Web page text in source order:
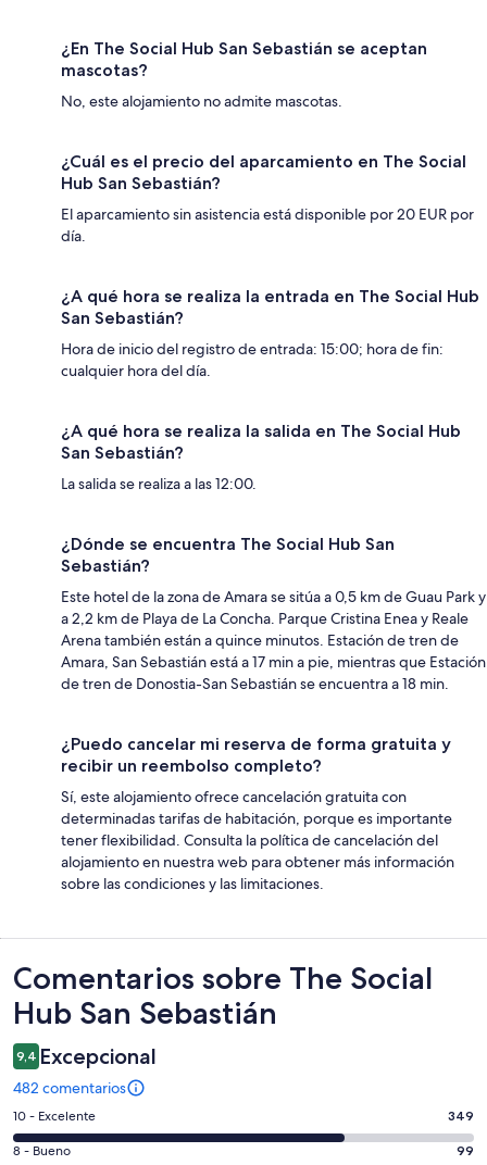
¿En The Social Hub San Sebastián se aceptan
mascotas?
No, este alojamiento no admite mascotas.
¿Cuál es el precio del aparcamiento en The Social
Hub San Sebastián?
El aparcamiento sin asistencia está disponible por 20 EUR por
día.
¿A qué hora se realiza la entrada en The Social Hub
San Sebastián?
Hora de inicio del registro de entrada: 15:00; hora de fin:
cualquier hora del día.
¿A qué hora se realiza la salida en The Social Hub
San Sebastián?
La salida se realiza a las 12:00.
¿Dónde se encuentra The Social Hub San
Sebastián?
Este hotel de la zona de Amara se sitúa a 0,5 km de Guau Park y
a 2,2 km de Playa de La Concha. Parque Cristina Enea y Reale
Arena también están a quince minutos. Estación de tren de
Amara, San Sebastián está a 17 min a pie, mientras que Estación
de tren de Donostia-San Sebastián se encuentra a 18 min.
¿Puedo cancelar mi reserva de forma gratuita y
recibir un reembolso completo?
Sí, este alojamiento ofrece cancelación gratuita con
determinadas tarifas de habitación, porque es importante
tener flexibilidad. Consulta la política de cancelación del
alojamiento en nuestra web para obtener más información
sobre las condiciones y las limitaciones.
Comentarios
Comentarios sobre The Social
Hub San Sebastián
9,4 Excepcional
482 comentarios
349
comentarios
10 - Excelente 349
99
8 - Bueno 99